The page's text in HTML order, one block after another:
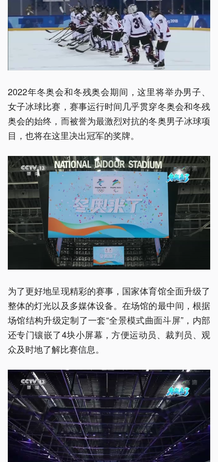
2022年冬奥会和冬残奥会期间，这里将举办男子、
女子冰球比赛，赛事运行时间几乎贯穿冬奥会和冬残
奥会的始终，而被誉为最激烈对抗的冬奥男子冰球项
目，也将在这里决出冠军的奖牌。
为了更好地呈现精彩的赛事，国家体育馆全面升级了
整体的灯光以及多媒体设备。在场馆的最中间，根据
场馆结构升级定制了一套“全景模式曲面斗屏”，内部
还专门镶嵌了4块小屏幕，方便运动员、裁判员、观
众及时地了解比赛信息。